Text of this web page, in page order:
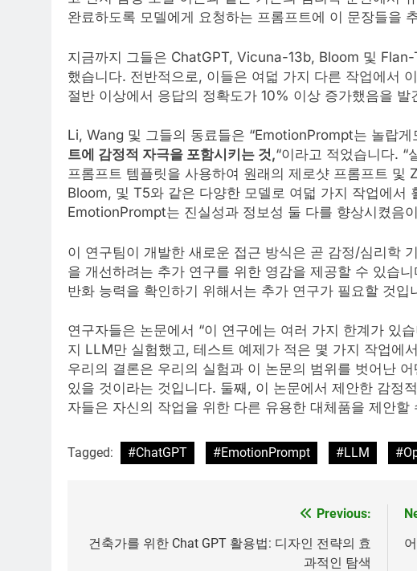
완료하도록 모델에게 요청하는 프롬프트에 이 문장들을
지금까지 그들은 ChatGPT, Vicuna-13b, Bloom 및
했습니다. 전반적으로, 이들은 여덟 가지 다른 작업에서
절반 이상에서 응답의 정확도가 10% 이상 증가했음을 발
Li, Wang 및 그들의 동료들은 “EmotionPrompt는 놀랍
트에 감정적 자극을 포함시키는 것,“이라고 적었습니다.
프롬프트 템플릿을 사용하여 원래의 제로샷 프롬프트
Bloom, 및 T5와 같은 다양한 모델로 여덟 가지 작업에서
EmotionPrompt는 진실성과 정보성 둘 다를 향상시켰음
이 연구팀이 개발한 새로운 접근 방식은 곧 감정/심리학
을 개선하려는 추가 연구를 위한 영감을 제공할 수 있습
반화 능력을 확인하기 위해서는 추가 연구가 필요할 것입
연구자들은 논문에서 “이 연구에는 여러 가지 한계가 있
지 LLM만 실험했고, 테스트 예제가 적은 몇 가지 작업에
우리의 결론은 우리의 실험과 이 논문의 범위를 벗어난
있을 것이라는 것입니다. 둘째, 이 논문에서 제안한 감정
자들은 자신의 작업을 위한 다른 유용한 대체품을 제안할
Tagged: #ChatGPT #EmotionPrompt #LLM
탐
Previous:
건축가를 위한 Chat GPT 활용법: 디자인 전략의 효
과적인 탐색